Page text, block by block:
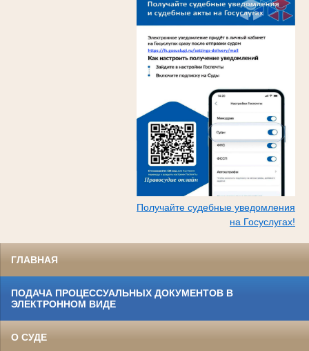
Получайте судебные уведомления
на Госуслугах!
ГЛАВНАЯ
ПОДАЧА ПРОЦЕССУАЛЬНЫХ ДОКУМЕНТОВ В
ЭЛЕКТРОННОМ ВИДЕ
О СУДЕ